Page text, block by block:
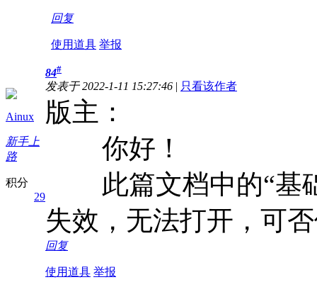
回复
使用道具 举报
Ainux
新手上
路
积分
29
84#
发表于 2022-1-11 15:27:46 | 只看该作者
版主：
你好！
此篇文档中的“基
失效，无法打开，可
回复
使用道具 举报